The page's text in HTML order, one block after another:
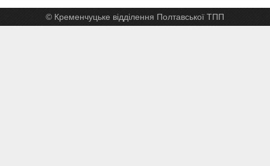
© Кременчуцьке відділення Полтавської ТПП